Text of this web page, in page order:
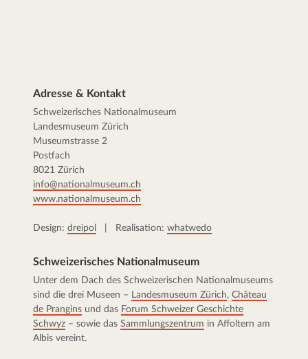
Adresse & Kontakt
Schweizerisches Nationalmuseum
Landesmuseum Zürich
Museumstrasse 2
Postfach
8021 Zürich
info@nationalmuseum.ch
www.nationalmuseum.ch
Design: dreipol | Realisation: whatwedo
Schweizerisches Nationalmuseum
Unter dem Dach des Schweizerischen Nationalmuseums
sind die drei Museen –
Landesmuseum Zürich, Château
de Prangins und das Forum Schweizer Geschichte
Schwyz – sowie das Sammlungszentrum in Affoltern am
Albis vereint.